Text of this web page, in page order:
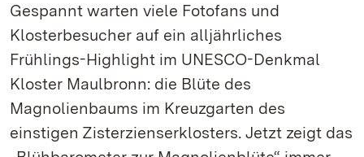
Gespannt warten viele Fotofans und
Klosterbesucher auf ein alljährliches
Frühlings-Highlight im UNESCO-Denkmal
Kloster Maulbronn: die Blüte des
Magnolienbaums im Kreuzgarten des
einstigen Zisterzienserklosters. Jetzt zeigt das